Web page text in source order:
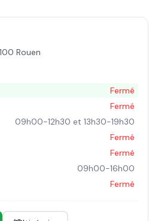
Rouen
Fermé
Fermé
09h00-12h30 et 13h30-19h30
Fermé
Fermé
09h00-16h00
Fermé